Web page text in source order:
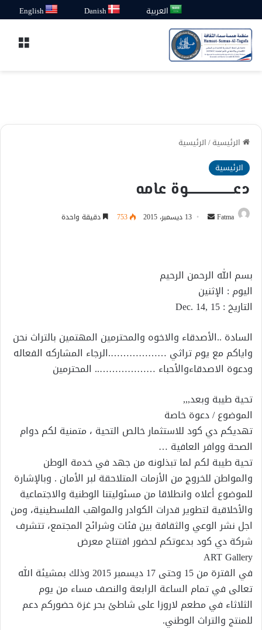
العربية Danish
English
الرئيسية/الرئيسية
الرئيسية
دعـــــــــــــــــــوة عامه
Fatma
أرسل 13 ديسمبر، 2015 753 دقيقة واحدة
بسم الله الرحمن الرحيم
اليوم : الإثنين
التاريخ : Dec. 14, 15
السادة ..الأصدقاء والاخوه والمحترمين المهتمين بالتراث نحن
واياكم مع يوم تراثي ……………….الرجاء المشاركه الفعاله
ودعوة الاصدقاءوالأحباء ……………….. المحترمين
تحية طيبة وبعد,,,
الموضوع / دعوة خاصة
تهديكم دي كود للاستثمار خالص التحية ، متمنية لكم دوام
الصحة ووافر العافية …
تحية طيبة لكم لما تبذلونه من جهد في خدمة الوطن
والمواطن للخروج من الأزمات المتلاحقة لبر الأمان . وبالإشارة
للموضوع أعلاه وانطلاقا من مسئوليتنا الوطنية والاجتماعية
والأخلاقية لتطوير قدرات الكوادر والمواهب الفلسطينية، ومن
اجل نشر الوعي والثقافة بين فئات وشرائح المجتمع، تتشرف
شركة دي كود بدعوتكم لحضور افتتاح معرض
ART Gallery
في الفترة من 15 وحتى 17 ديسمبر 2015 وذلك بمشيئة الله
تعالى في تمام الساعة الرابعة والنصف مساء من يوم
الثلاثاء في مطعم لاروزا على شاطئ بحر غزة حضوركم دعم
للمنتج والتراث الوطني.